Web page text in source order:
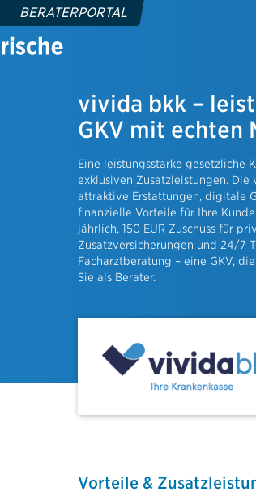
BERATERPORTAL
Vermögen &
MehrZins Konto
Gewerbewelt
Branchenlösungen
Inhaltsversicherung
Nachhaltige
bAV Blue Invest
vivida bkk –
GKV mit echten
Eine leistungsstarke gesetzliche
exklusiven Zusatzleistungen.
attraktive Erstattungen, digitale
finanzielle Vorteile für Ihre
jährlich, 150 EUR Zuschuss für
Zusatzversicherungen und 24/7
Facharztberatung – eine GKV,
Sie als Berater.
Vorteile &